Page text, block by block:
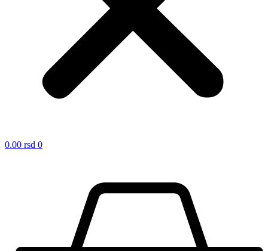
0.00 rsd 0